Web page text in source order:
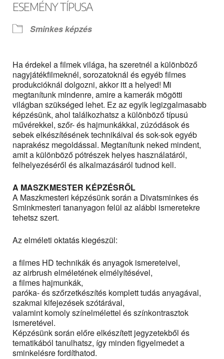
ESEMÉNY TÍPUSA
Sminkes képzés
Ha érdekel a filmek világa, ha szeretnél a különböző
nagyjátékfilmeknél, sorozatoknál és egyéb filmes
produkcióknál dolgozni, akkor itt a helyed! Mi
megtanítunk mindenre, amire a kamerák mögötti
világban szükséged lehet. Ez az egyik legizgalmasabb
képzésünk, ahol találkozhatsz a különböző típusú
művérekkel, szőr- és hajmunkákkal, zúzódások és
sebek elkészítésének technikáival és sok-sok egyéb
naprakész megoldással. Megtanítunk neked mindent,
amit a különböző pótrészek helyes használatáról,
felhelyezéséről és alkalmazásáról tudnod kell.
A MASZKMESTER KÉPZÉSRŐL
A Maszkmesteri képzésünk során a Divatsminkes és
Sminkmesteri tananyagon felül az alábbi ismeretekre
tehetsz szert.
Az elméleti oktatás kiegészül:
a filmes HD technikák és anyagok ismereteivel,
az airbrush elméletének elmélyítésével,
a filmes hajmunkák,
paróka- és szőrzetkészítés komplett tudás anyagával,
szakmai kifejezések szótárával,
valamint komoly színelmélettel és színkontrasztok
ismeretével.
Képzésünk során előre elkészített jegyzetekből és
tematikából tanulhatsz, így minden figyelmedet a
sminkelésre fordíthatod.